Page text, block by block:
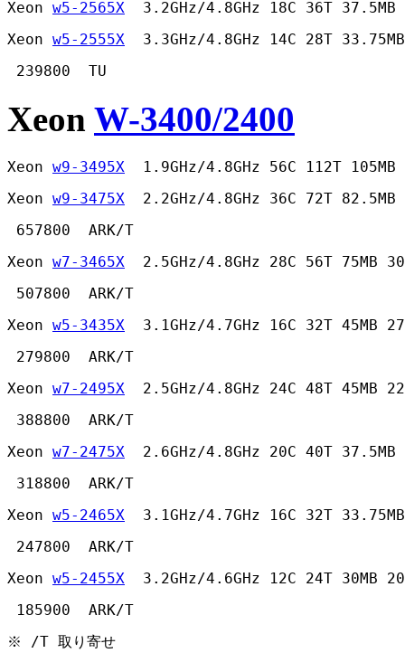
Xeon w5-2565X
3.2GHz/4.8GHz 18C 36T 37.5MB
Xeon w5-2555X
3.3GHz/4.8GHz 14C 28T
239800  TU
Xeon W-3400/2400
Xeon w9-3495X
1.9GHz/4.8GHz 56C 112T 105MB
Xeon w9-3475X
2.2GHz/4.8GHz 36C 72T 82.5MB
657800  ARK/T
Xeon w7-3465X
2.5GHz/4.8GHz 28C 56T 75MB
507800  ARK/T
Xeon w5-3435X
3.1GHz/4.7GHz 16C 32T 45MB
279800  ARK/T
Xeon w7-2495X
2.5GHz/4.8GHz 24C 48T 45MB
388800  ARK/T
Xeon w7-2475X
2.6GHz/4.8GHz 20C 40T 37.5MB
318800  ARK/T
Xeon w5-2465X
3.1GHz/4.7GHz 16C 32T
247800  ARK/T
Xeon w5-2455X
3.2GHz/4.6GHz 12C 24T 30MB
185900  ARK/T
※ /T 取り寄せ